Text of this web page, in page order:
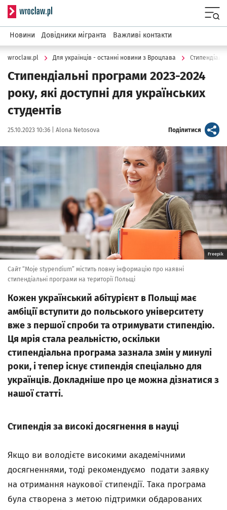
Serwis informacyjny wroclaw.pl
Новини Довідники мігранта Важливі контакти
wroclaw.pl Для українців - останні новини з Вроцлава
Стипендіальні програми 2023-2024
року, які доступні для українських
студентів
Data publikacji:
25.10.2023 10:36 | Autor:
Alona Netosova Поділитися artykuł
Kliknij, aby powiększyć
Freepik
Сайт “Moje stypendium” містить повну інформацію про наявні
стипендіальні програми на території Польщі
Кожен український абітурієнт в Польщі має
амбіції вступити до польського університету
вже з першої спроби та отримувати стипендію.
Ця мрія стала реальністю, оскільки
стипендіальна програма зазнала змін у минулі
роки, і тепер існує стипендія спеціально для
українців. Докладніше про це можна дізнатися з
нашої статті.
Стипендія за високі досягнення в науці
Якщо ви володієте високими академічними
досягненнями, тоді рекомендуємо подати заявку
на отримання наукової стипендії. Така програма
була створена з метою підтримки обдарованих